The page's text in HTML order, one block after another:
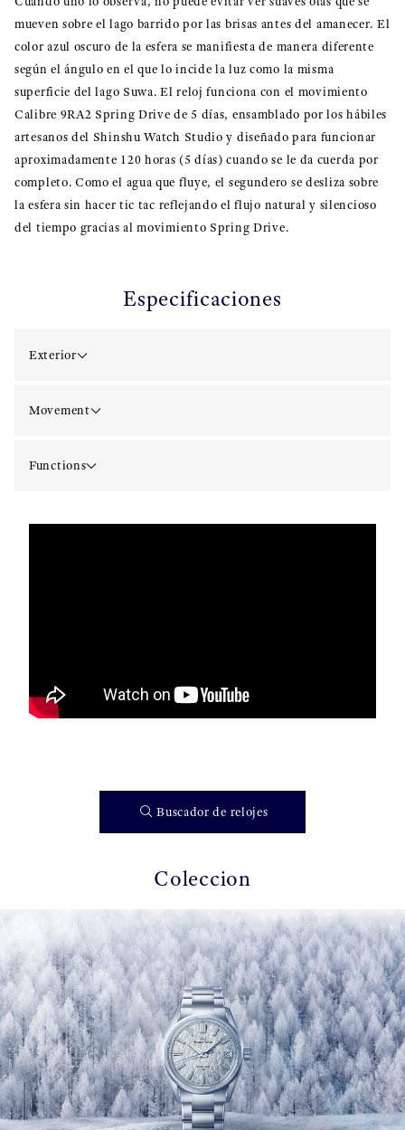
mueven sobre el lago barrido por las brisas antes del amanecer. El
color azul oscuro de la esfera se manifiesta de manera diferente
según el ángulo en el que lo incide la luz como la misma
superficie del lago Suwa. El reloj funciona con el movimiento
Calibre 9RA2 Spring Drive de 5 días, ensamblado por los hábiles
artesanos del Shinshu Watch Studio y diseñado para funcionar
aproximadamente 120 horas (5 días) cuando se le da cuerda por
completo. Como el agua que fluye, el segundero se desliza sobre
la esfera sin hacer tic tac reflejando el flujo natural y silencioso
del tiempo gracias al movimiento Spring Drive.
Especificaciones
Exterior
Movement
Functions
Buscador de relojes
Coleccion